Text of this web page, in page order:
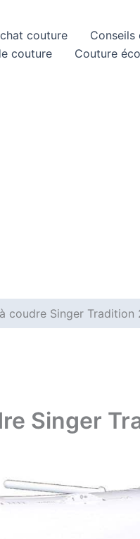
couture Conseils
couture
Couture
coudre Singer Tradition
Singer